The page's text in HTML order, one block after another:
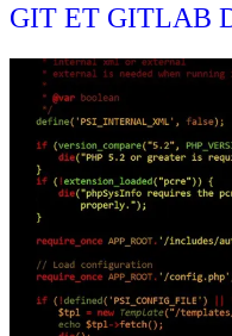
GIT ET GITLAB